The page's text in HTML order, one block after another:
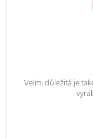
Velmi důležitá je